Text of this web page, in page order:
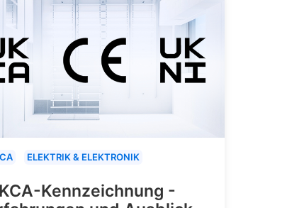
ELEKTRIK & ELEKTRONIK
Kennzeichnung -